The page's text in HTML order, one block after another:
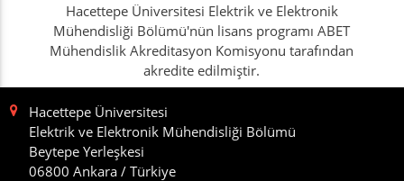
Hacettepe Üniversitesi Elektrik ve Elektronik
Mühendisliği Bölümü'nün lisans programı ABET
Mühendislik Akreditasyon Komisyonu tarafından
akredite edilmiştir.
Hacettepe Üniversitesi
Elektrik ve Elektronik Mühendisliği Bölümü
Beytepe Yerleşkesi
06800 Ankara / Türkiye